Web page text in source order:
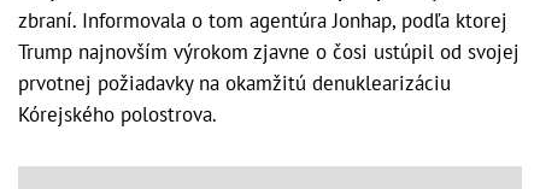
zbraní. Informovala o tom agentúra Jonhap, podľa ktorej
Trump najnovším výrokom zjavne o čosi ustúpil od svojej
prvotnej požiadavky na okamžitú denuklearizáciu
Kórejského polostrova.